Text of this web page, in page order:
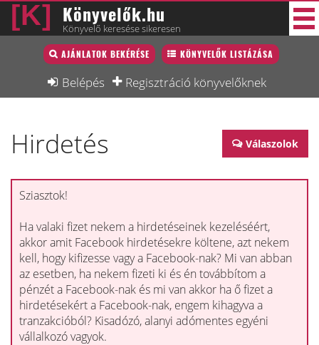
Könyvelők.hu
Könyvelő keresése sikeresen
AJÁNLATOK BEKÉRÉSE KÖNYVELŐK LISTÁZÁSA
Belépés Regisztráció könyvelőknek
Könyvelő lista
Könyvelési munkák
Interjú
Állás
Képzésnaptár
Válaszolok
Hirdetés
Sziasztok!
Ha valaki fizet nekem a hirdetéseinek kezeléséért,
akkor amit Facebook hirdetésekre költene, azt nekem
kell, hogy kifizesse vagy a Facebook-nak? Mi van abban
az esetben, ha nekem fizeti ki és én továbbítom a
pénzét a Facebook-nak és mi van akkor ha ő fizet a
hirdetésekért a Facebook-nak, engem kihagyva a
tranzakcióból? Kisadózó, alanyi adómentes egyéni
vállalkozó vagyok.